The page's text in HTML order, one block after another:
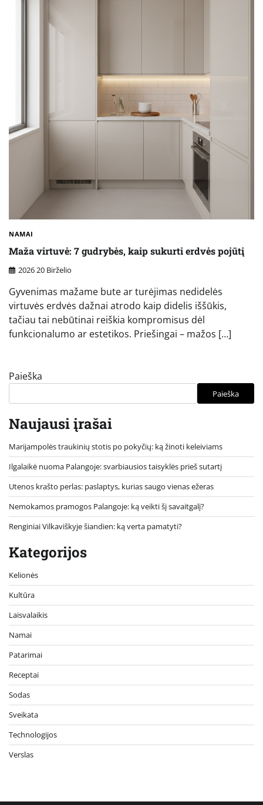
NAMAI
Maža virtuvė: 7 gudrybės, kaip sukurti erdvės pojūtį
2026 20 Birželio
Gyvenimas mažame bute ar turėjimas nedidelės
virtuvės erdvės dažnai atrodo kaip didelis iššūkis,
tačiau tai nebūtinai reiškia kompromisus dėl
funkcionalumo ar estetikos. Priešingai – mažos […]
Paieška
Paieška
Naujausi įrašai
Marijampolės traukinių stotis po pokyčių: ką žinoti keleiviams
Ilgalaikė nuoma Palangoje: svarbiausios taisyklės prieš sutartį
Utenos krašto perlas: paslaptys, kurias saugo vienas ežeras
Nemokamos pramogos Palangoje: ką veikti šį savaitgalį?
Renginiai Vilkaviškyje šiandien: ką verta pamatyti?
Kategorijos
Kelionės
Kultūra
Laisvalaikis
Namai
Patarimai
Receptai
Sodas
Sveikata
Technologijos
Verslas